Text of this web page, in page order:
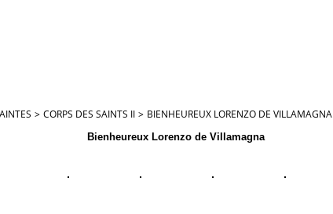
> CORPS DES SAINTS II > BIENHEUREUX LORENZO DE VILLAMAGNA
Bienheureux Lorenzo de Villamagna